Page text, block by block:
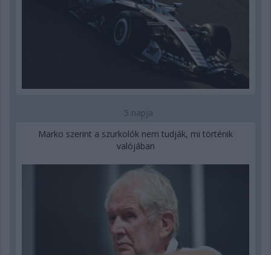
5 napja
Marko szerint a szurkolók nem tudják, mi történik
valójában